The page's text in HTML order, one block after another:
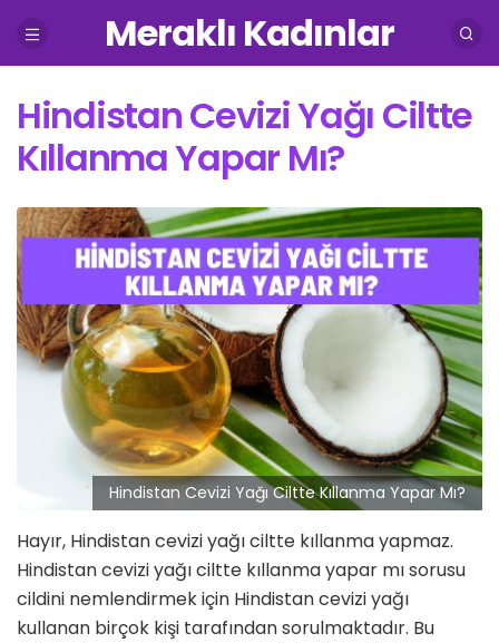
Meraklı Kadınlar
Hindistan Cevizi Yağı Ciltte
Kıllanma Yapar Mı?
Hindistan Cevizi Yağı Ciltte Kıllanma Yapar Mı?
Hayır, Hindistan cevizi yağı ciltte kıllanma yapmaz.
Hindistan cevizi yağı ciltte kıllanma yapar mı sorusu
cildini nemlendirmek için Hindistan cevizi yağı
kullanan birçok kişi tarafından sorulmaktadır. Bu